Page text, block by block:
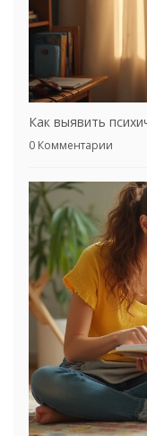
Как выявить
0 Комментарии